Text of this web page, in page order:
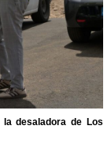
desaladora de Los